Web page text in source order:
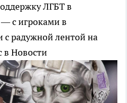
ЛГБТ в
с игроками в
радужной лентой на
в Новости